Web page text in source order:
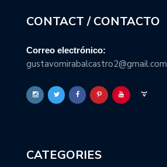
CONTACT / CONTACTO
Correo electrónico:
gustavomirabalcastro2@gmail.com
CATEGORIES